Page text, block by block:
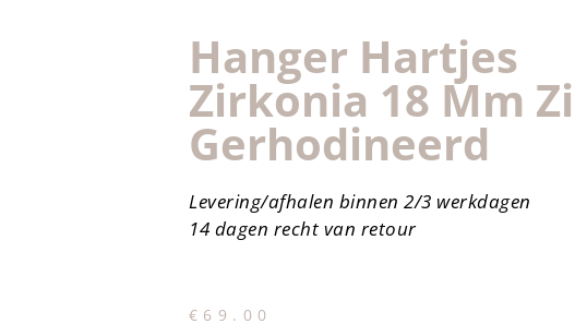
Hanger Hartjes
Zirkonia 18 Mm
Gerhodineerd
Levering/afhalen binnen 2/3 werkdagen
14 dagen recht van retour
€ 69.00